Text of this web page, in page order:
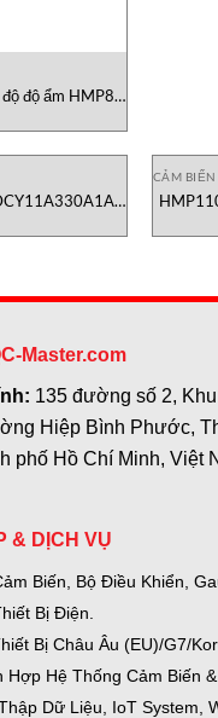
độ ẩm HMP80
CẢM
Master.com
135 đường số 2,
Hiệp Bình Phước,
phố Hồ Chí Minh, Việt
& DỊCH VỤ
Biến, Bộ Điều Khiển,
Bị Điện.
Bị Châu Âu (EU)/G7/
Hợp Hệ Thống Cảm Biến
Dữ Liệu, IoT System,